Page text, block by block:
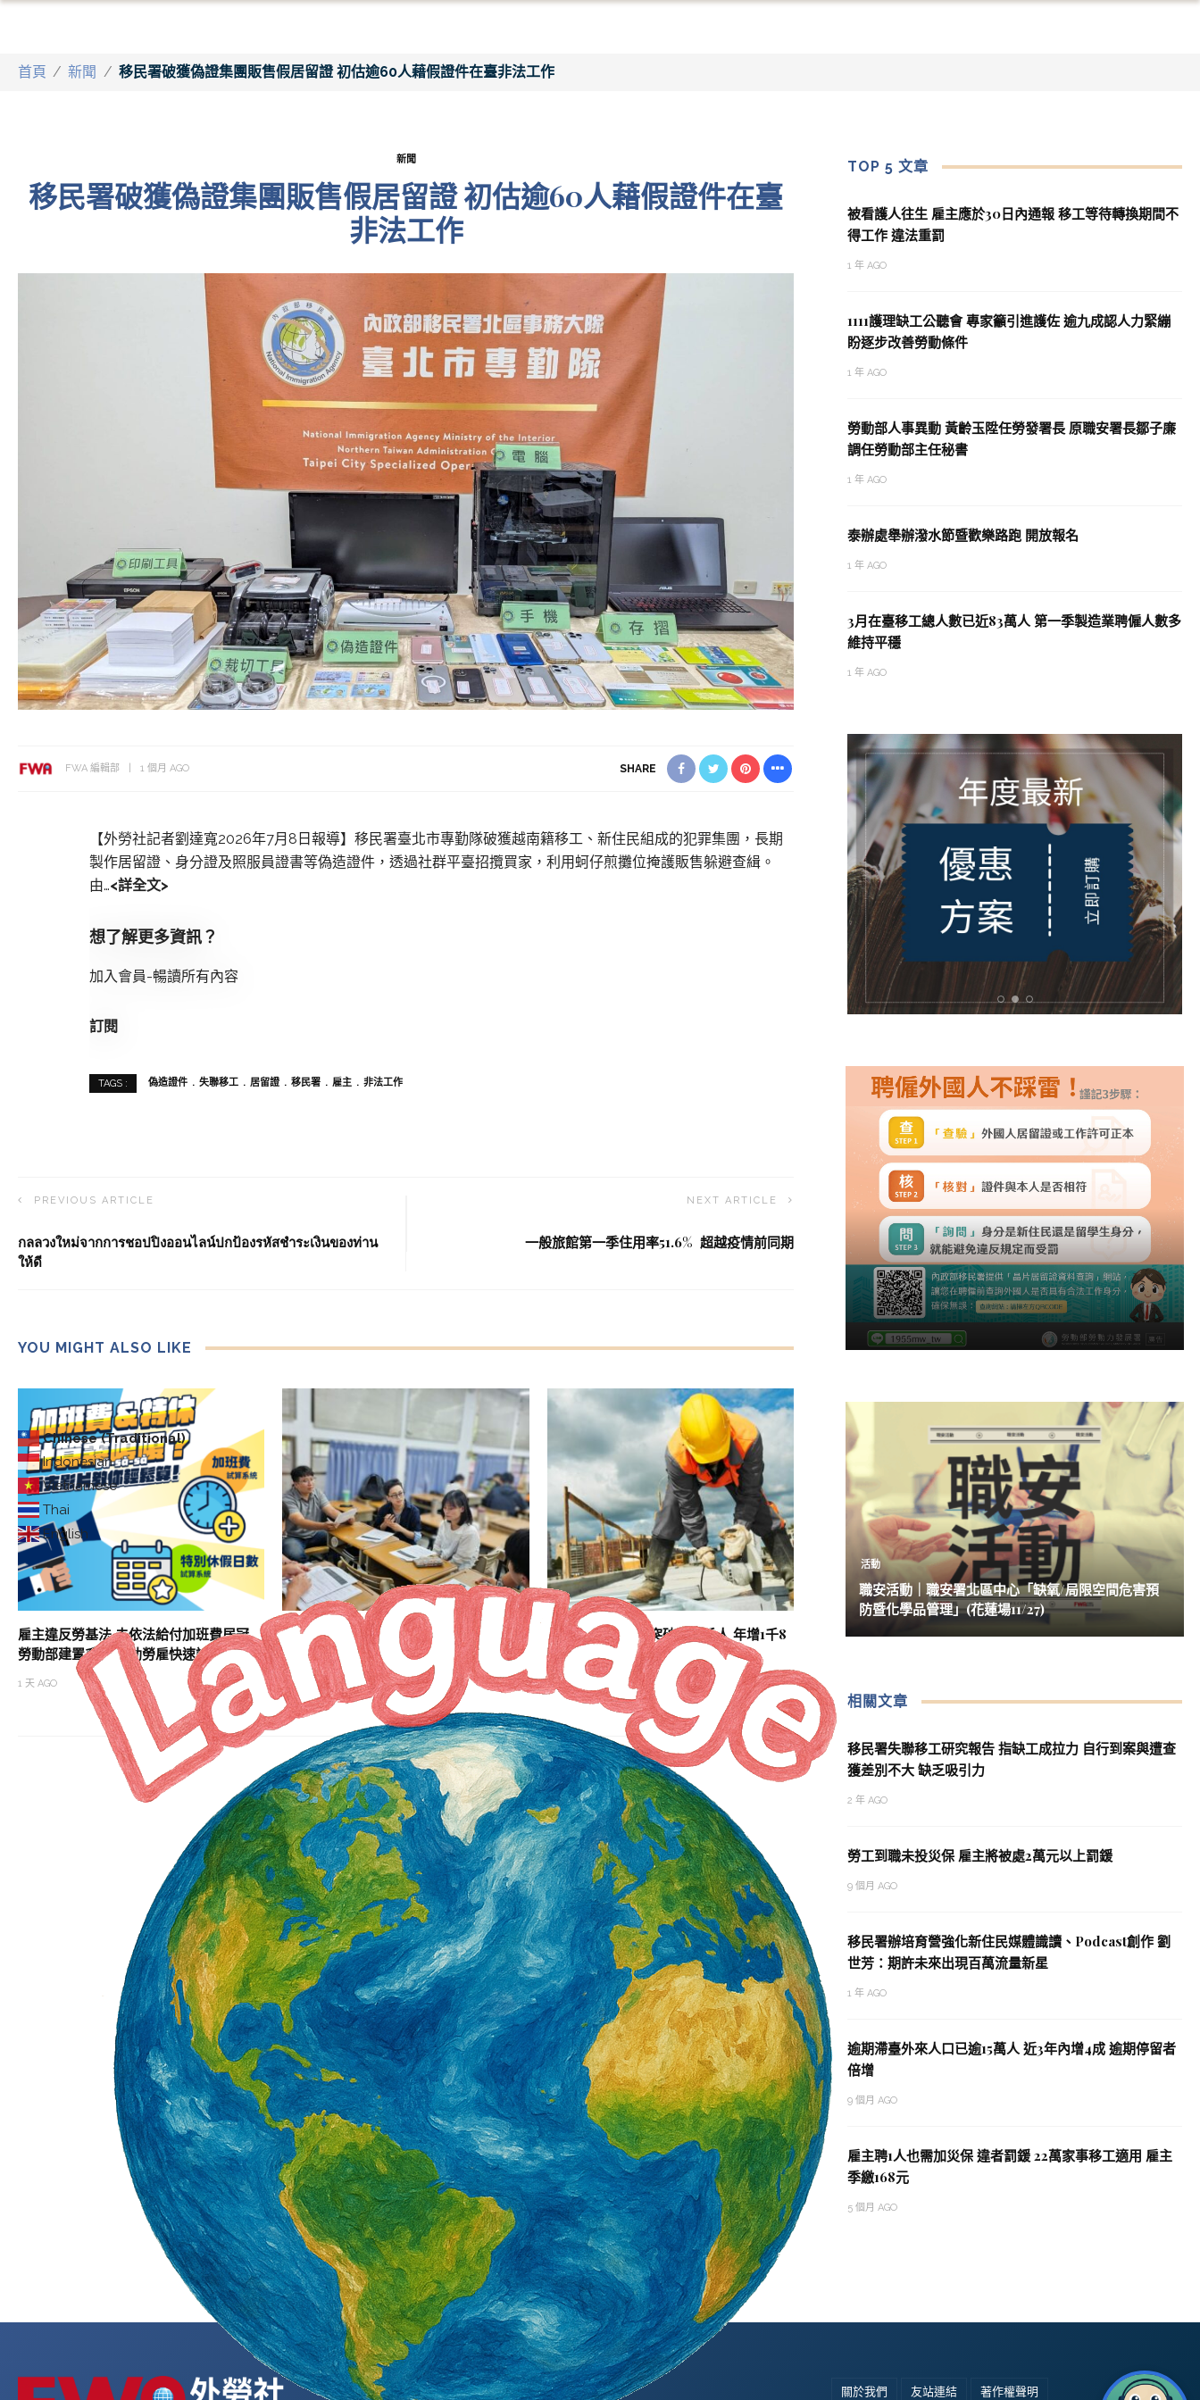
Chinese (Traditional)
Indonesian
Vietnamese
Thai
English
首頁 / 新聞 / 移民署破獲偽證集團販售假居留證 初估逾60人藉假證件在臺非法工作
新聞
移民署破獲偽證集團販售假居留證 初估逾60人藉假證件在臺
非法工作
FWA 編輯部 1 個月 AGO SHARE
【外勞社記者劉達寬2026年7月8日報導】移民署臺北市專勤隊破獲越南籍移工、新住民組成的犯罪集團，長期
製作居留證、身分證及照服員證書等偽造證件，透過社群平臺招攬買家，利用蚵仔煎攤位掩護販售躲避查緝。
由…<詳全文>
想了解更多資訊？
加入會員-暢讀所有內容
訂閱
TAGS : 偽造證件 失聯移工 居留證 移民署 雇主 非法工作
PREVIOUS ARTICLE
กลลวงใหม่จากการชอปปิงออนไลน์ปกป้องรหัสชำระเงินของท่าน
ให้ดี
NEXT ARTICLE
一般旅館第一季住用率51.6% 超越疫情前同期
YOU MIGHT ALSO LIKE
雇主違反勞基法 未依法給付加班費居冠
勞動部建置系統 協助勞雇快速試算加班費
1 天 AGO
助攻職涯升級 北分署產投下半年開辦900
班次
1 天 AGO
營造類移工6月底突破3萬5千人 年增1千8
百人 一般營造增加最多
1 天 AGO
TOP 5 文章
被看護人往生 雇主應於30日內通報 移工等待轉換期間不
得工作 違法重罰
1 年 AGO
1111護理缺工公聽會 專家籲引進護佐 逾九成認人力緊繃
盼逐步改善勞動條件
1 年 AGO
勞動部人事異動 黃齡玉陞任勞發署長 原職安署長鄒子廉
調任勞動部主任秘書
1 年 AGO
泰辦處舉辦潑水節暨歡樂路跑 開放報名
1 年 AGO
3月在臺移工總人數已近83萬人 第一季製造業聘僱人數多
維持平穩
1 年 AGO
活動
職安活動｜職安署北區中心「缺氧/局限空間危害預
防暨化學品管理」(花蓮場11/27)
相關文章
移民署失聯移工研究報告 指缺工成拉力 自行到案與遭查
獲差別不大 缺乏吸引力
2 年 AGO
勞工到職未投災保 雇主將被處2萬元以上罰鍰
9 個月 AGO
移民署辦培育營強化新住民媒體識讀、Podcast創作 劉
世芳：期許未來出現百萬流量新星
1 年 AGO
逾期滯臺外來人口已逾15萬人 近3年內增4成 逾期停留者
倍增
9 個月 AGO
雇主聘1人也需加災保 違者罰鍰 22萬家事移工適用 雇主
季繳168元
5 個月 AGO
關於我們 友站連結 著作權聲明